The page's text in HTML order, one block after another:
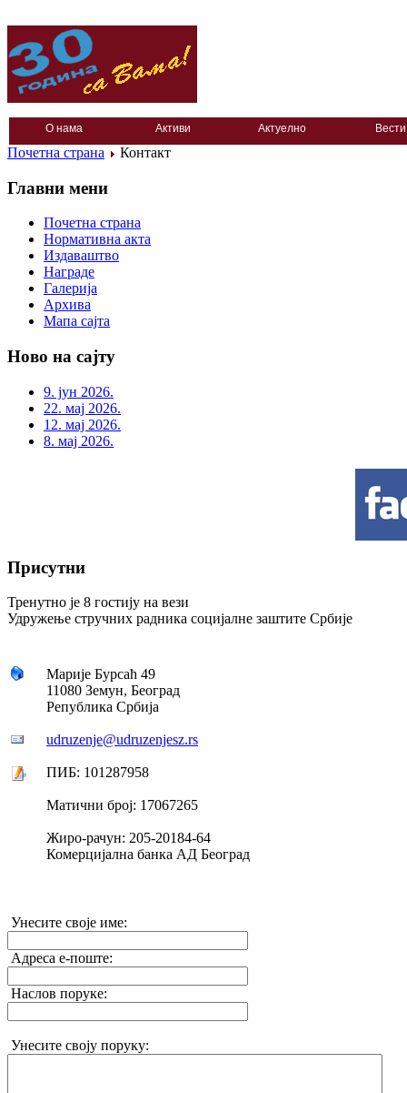
О нама Активи Актуелно Вести
Почетна страна Контакт
Главни мени
Почетна страна
Нормативна акта
Издаваштво
Награде
Галерија
Архива
Мапа сајта
Ново на сајту
9. јун 2026.
22. мај 2026.
12. мај 2026.
8. мај 2026.
Присутни
Тренутно је 8 гостију на вези
Удружење стручних радника социјалне заштите Србије
Марије Бурсаћ 49
11080 Земун, Београд
Република Србија
udruzenje@udruzenjesz.rs
ПИБ: 101287958
Матични број: 17067265
Жиро-рачун: 205-20184-64
Комерцијална банка АД Београд
Унесите своје име:
Адреса е-поште:
Наслов поруке:
Унесите своју поруку: